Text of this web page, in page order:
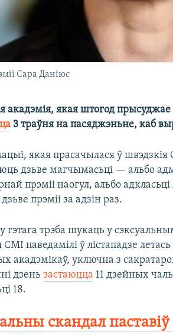
Сара Даніюс
акадэмія, якая штогод прысуджае
3 траўня на пасяджэньне, каб
якая прасачылася ў
дзьве магчымасьці — альбо
прэміі наогул, альбо
прэміі за адзін раз.
трэба шукаць у
СМІ паведамілі ў лістападзе
акадэмікаў, уключна з
дзеньзастаюцца 11 дзейных
18.
скандал